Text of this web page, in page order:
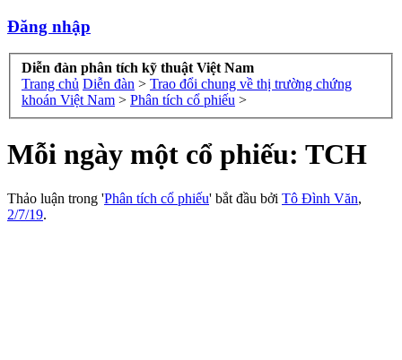
Đăng nhập
Diễn đàn phân tích kỹ thuật Việt Nam
Trang chủ Diễn đàn > Trao đổi chung về thị trường chứng
khoán Việt Nam > Phân tích cổ phiếu >
Mỗi ngày một cổ phiếu: TCH
Thảo luận trong 'Phân tích cổ phiếu' bắt đầu bởi Tô Đình Văn,
2/7/19.